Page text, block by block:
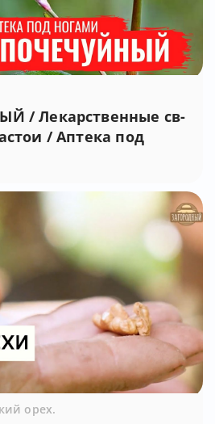
/ Лекарственные св-
/ Аптека под
орех.